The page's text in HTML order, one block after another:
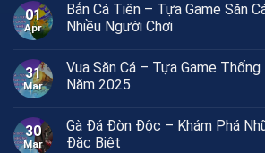
01
Apr
Bắn Cá Tiên – Tựa Game Săn
Nhiều Người Chơi
31
Mar
Vua Săn Cá – Tựa Game Thống
Năm 2025
30
Mar
Gà Đá Đòn Độc – Khám Phá
Đặc Biệt